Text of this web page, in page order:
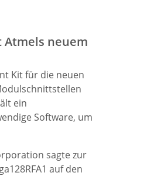
Atmels neuem
Kit für die neuen
ein
Software, um
sagte zur
auf den